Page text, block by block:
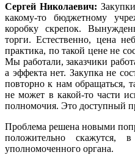
Сергей Николаевич:
какому-то бюджетному
коробку скрепок.
торги. Естественно, цена
практика, по такой цене не
Мы работали, заказчики
а эффекта нет. Закупка не
повторно к нам обращаться,
не может в какой-то части
полномочия. Это доступный
Проблема решена новыми
положительно
уполномоченного органа.